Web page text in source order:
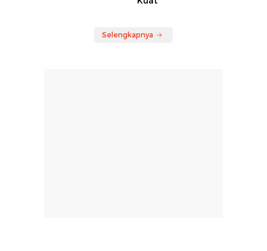
Selengkapnya